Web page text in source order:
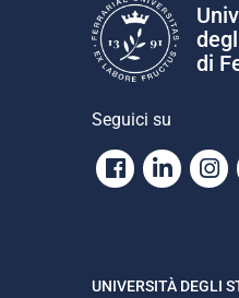
di
Seguici su
Facebook
UNIVERSITÀ DEGLI